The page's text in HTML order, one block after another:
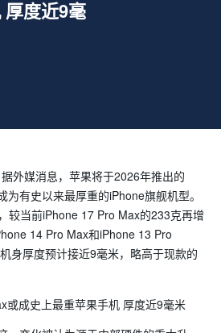
度近9毫
媒消息，苹果将于2026年推出的
有史以来最厚重的iPhone旗舰机型。
较当前iPhone 17 Pro Max的233克再增
14 Pro Max和iPhone 13 Pro
身厚度预计接近9毫米，略高于现款的